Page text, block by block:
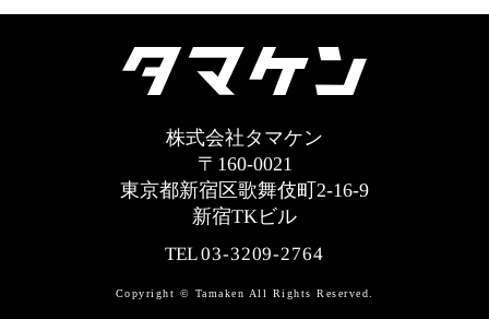
株式会社タマケン
〒160-0021
東京都新宿区歌舞伎町2-16-9
新宿TKビル
TEL03-3209-2764
Copyright © Tamaken All Rights Reserved.